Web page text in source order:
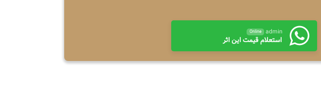
admin
Online
استعلام قیمت این اثر